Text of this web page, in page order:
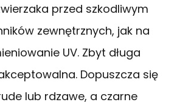
przed szkodliwym
zewnętrznych, jak na
UV. Zbyt długa
Dopuszcza się
lub rdzawe, a czarne